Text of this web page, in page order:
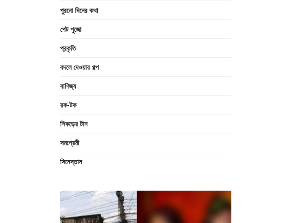
পুরনো দিনের কথা
পেট পুজো
প্রকৃতি
বদলে দেওয়ার গল্প
বাণিজ্য
রক-টক
শিকড়ের টান
সমপ্রেমী
সিনেস্তান